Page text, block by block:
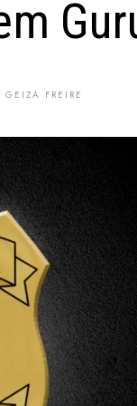
GEIZA FREIRE